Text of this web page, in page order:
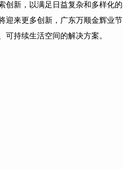
创新，以满足日益复杂和多样化的
迎来更多创新， 广东万顺金辉业节
持续生活空间的解决方案。